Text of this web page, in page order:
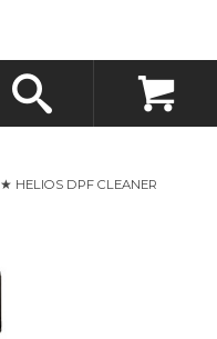
★ HELIOS DPF CLEANER